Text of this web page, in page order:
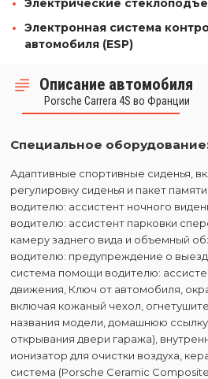
Электрические
Электронная система
автомобиля (ESP)
Описание автомобиля
Porsche Carrera 4S во Франции
Специальное
Адаптивные спортивные сиденья,
регулировку сиденья и пакет
водителю: ассистент ночного
водителю: ассистент парковки
камеру заднего вида и объемный
водителю: предупреждение о
система помощи водителю:
движения, Ключ от автомобиля,
включая кожаный чехол,
названия модели, домашнюю ссылку
открывания двери гаража),
ионизатор для очистки воздуха,
система (Porsche Ceramic